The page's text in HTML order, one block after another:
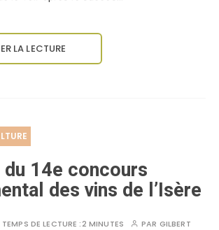
LA LECTURE
14e concours
des vins de l’Isère
TEMPS DE LECTURE :2 MINUTES PAR GILBERT